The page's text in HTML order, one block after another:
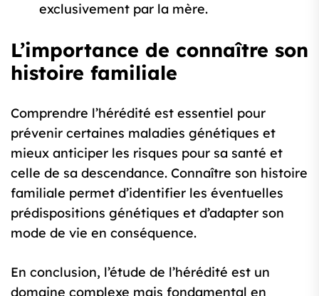
exclusivement par la mère.
L’importance de connaître son
histoire familiale
Comprendre l’hérédité est essentiel pour
prévenir certaines maladies génétiques et
mieux anticiper les risques pour sa santé et
celle de sa descendance. Connaître son histoire
familiale permet d’identifier les éventuelles
prédispositions génétiques et d’adapter son
mode de vie en conséquence.
En conclusion, l’étude de l’hérédité est un
domaine complexe mais fondamental en